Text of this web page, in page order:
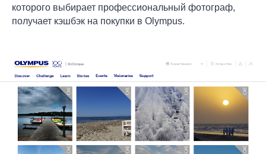
которого выбирает профессиональный фотограф,
получает кэшбэк на покупки в Olympus.